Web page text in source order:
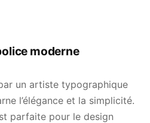
moderne
un artiste typographique
l’élégance et la simplicité.
parfaite pour le design